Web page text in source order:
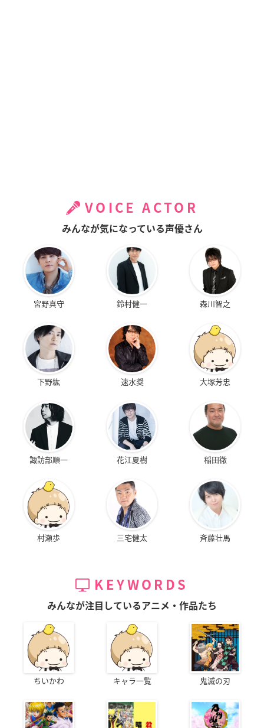
VOICE ACTOR
みんなが気になっている声優さん
宮野真守 鈴村健一 森川智之
下野紘 速水奨 大塚芳忠
諏訪部順一 花江夏樹 稲田徹
村瀬歩 三宅健太 斉藤壮馬
KEYWORDS
みんなが注目しているアニメ・作品たち
ちいかわ キャラ一覧 鬼滅の刃